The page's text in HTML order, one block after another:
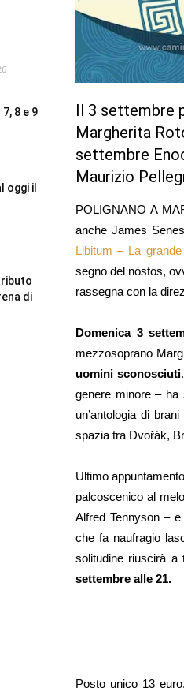
Il 3 settembre
Margherita
settembre
Maurizio
POLIGNANO A
anche James
Libitum – La
segno del nòstos,
rassegna con la
Domenica 3
mezzosoprano
uomini sconosciuti
genere minore – ha
un’antologia di
spazia tra Dvořák,
Ultimo
palcoscenico al
Alfred Tennyson –
che fa naufragio
solitudine riuscirà
settembre alle 21.
Posto unico 13
8 e 9
oggi il
di